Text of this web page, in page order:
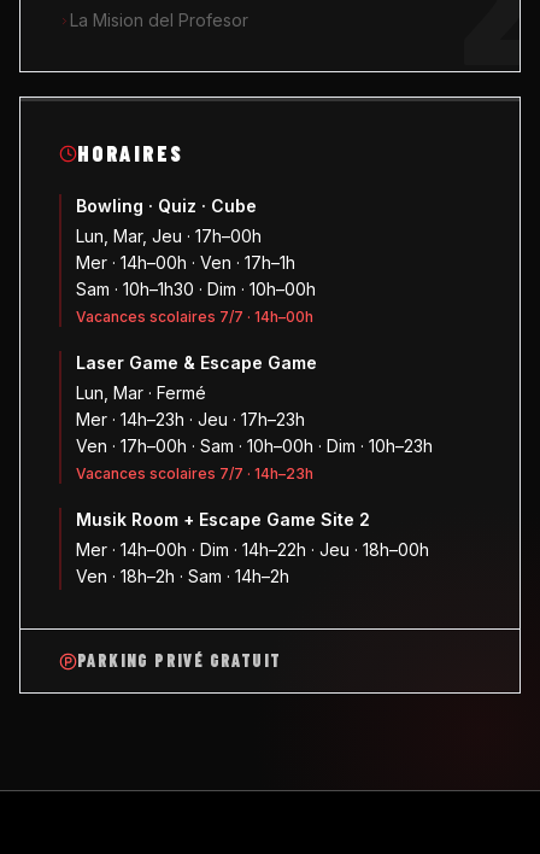
HORAIRES
Bowling · Quiz · Cube
Lun, Mar, Jeu · 17h–00h
Mer · 14h–00h · Ven · 17h–1h
Sam · 10h–1h30 · Dim · 10h–00h
Vacances scolaires 7/7 · 14h–00h
Laser Game & Escape Game
Lun, Mar · Fermé
Mer · 14h–23h · Jeu · 17h–23h
Ven · 17h–00h · Sam · 10h–00h · Dim · 10h–23h
Vacances scolaires 7/7 · 14h–23h
Musik Room + Escape Game Site 2
Mer · 14h–00h · Dim · 14h–22h · Jeu · 18h–00h
Ven · 18h–2h · Sam · 14h–2h
PARKING PRIVÉ GRATUIT
La Mision del Profesor